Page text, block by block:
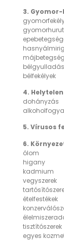
3.
gyomorhurut
bélfekélyek
4.
dohányzás
5. Vírusos
6.
ólom
higany
kadmium
vegyszerek
ételfestékek
tisztítószerek
egyes